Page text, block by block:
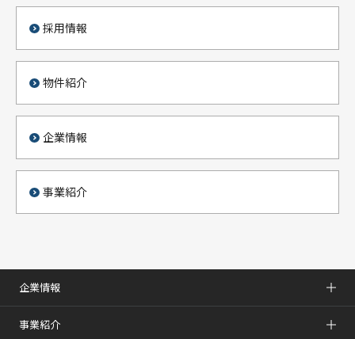
採用情報
物件紹介
企業情報
事業紹介
企業情報
事業紹介